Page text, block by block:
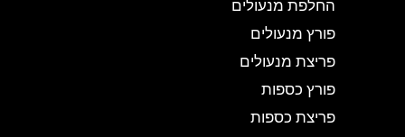
החלפת מנעולים
פורץ מנעולים
פריצת מנעולים
פורץ כספות
פריצת כספות